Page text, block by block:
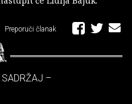
Preporuči članak
–